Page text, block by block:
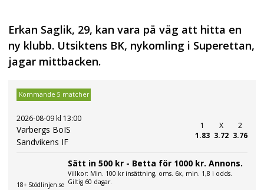
Erkan Saglik, 29, kan vara på väg att hitta en
ny klubb. Utsiktens BK, nykomling i Superettan,
jagar mittbacken.
Kommande 5 matcher
2026-08-09 kl 13:00
Varbergs BoIS
Sandvikens IF
1
1.83
X
3.72
2
3.76
18+ Stödlinjen.se
Sätt in 500 kr - Betta för 1000 kr. Annons.
Villkor: Min. 100 kr insättning, oms. 6x, min. 1,8 i odds.
Giltig 60 dagar.